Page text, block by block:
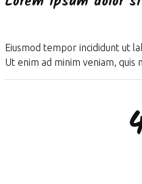
Eiusmod tempor incididunt ut
Ut enim ad minim veniam, quis